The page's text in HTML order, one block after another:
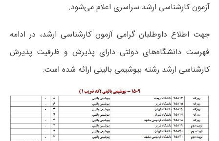
آزمون کارشناسی ارشد سراسری اعلام می‌شود.
جهت اطلاع داوطلبان گرامی آزمون کارشناسی ارشد، در ادامه
فهرست دانشگاه‌های دولتی دارای پذیرش و ظرفیت پذیرش
کارشناسی ارشد رشته بیوشیمی بالینی ارائه شده است: